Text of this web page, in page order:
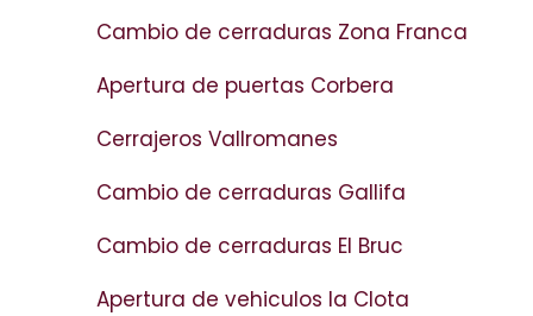
Cambio de cerraduras Zona Franca
Apertura de puertas Corbera
Cerrajeros Vallromanes
Cambio de cerraduras Gallifa
Cambio de cerraduras El Bruc
Apertura de vehiculos la Clota